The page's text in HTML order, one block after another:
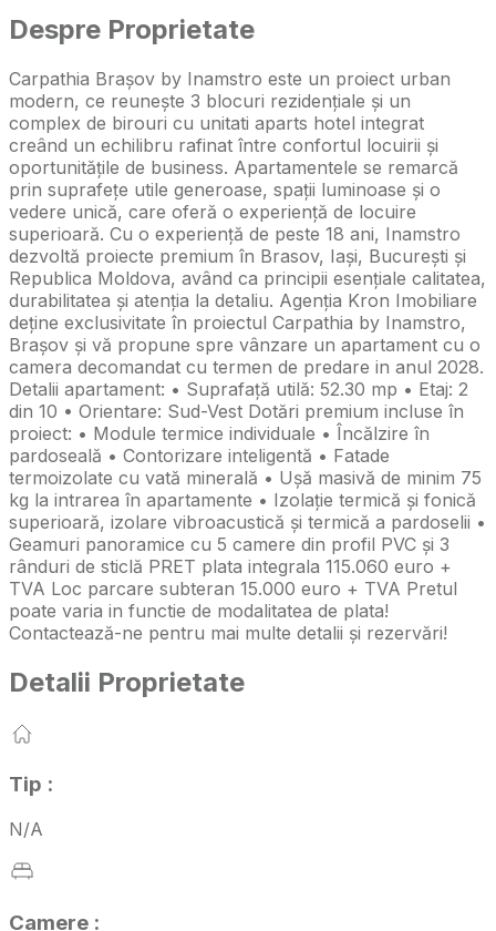
Despre Proprietate
Carpathia Brașov by Inamstro este un proiect urban
modern, ce reunește 3 blocuri rezidențiale și un
complex de birouri cu unitati aparts hotel integrat
creând un echilibru rafinat între confortul locuirii și
oportunitățile de business. Apartamentele se remarcă
prin suprafețe utile generoase, spații luminoase și o
vedere unică, care oferă o experiență de locuire
superioară. Cu o experiență de peste 18 ani, Inamstro
dezvoltă proiecte premium în Brasov, Iași, București și
Republica Moldova, având ca principii esențiale calitatea,
durabilitatea și atenția la detaliu. Agenția Kron Imobiliare
deține exclusivitate în proiectul Carpathia by Inamstro,
Brașov și vă propune spre vânzare un apartament cu o
camera decomandat cu termen de predare in anul 2028.
Detalii apartament: • Suprafață utilă: 52.30 mp • Etaj: 2
din 10 • Orientare: Sud-Vest Dotări premium incluse în
proiect: • Module termice individuale • Încălzire în
pardoseală • Contorizare inteligentă • Fatade
termoizolate cu vată minerală • Ușă masivă de minim 75
kg la intrarea în apartamente • Izolație termică și fonică
superioară, izolare vibroacustică și termică a pardoselii •
Geamuri panoramice cu 5 camere din profil PVC și 3
rânduri de sticlă PRET plata integrala 115.060 euro +
TVA Loc parcare subteran 15.000 euro + TVA Pretul
poate varia in functie de modalitatea de plata!
Contactează-ne pentru mai multe detalii și rezervări!
Detalii Proprietate
Tip :
N/A
Camere :